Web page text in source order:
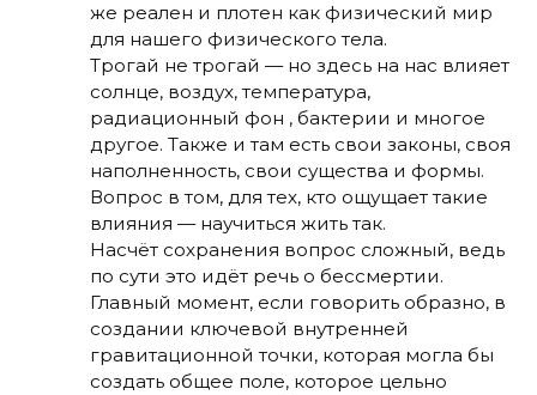
же реален и плотен как физический мир
для нашего физического тела.
Трогай не трогай — но здесь на нас влияет
солнце, воздух, температура,
радиационный фон , бактерии и многое
другое. Также и там есть свои законы, своя
наполненность, свои существа и формы.
Вопрос в том, для тех, кто ощущает такие
влияния — научиться жить так.
Насчёт сохранения вопрос сложный, ведь
по сути это идёт речь о бессмертии.
Главный момент, если говорить образно, в
создании ключевой внутренней
гравитационной точки, которая могла бы
создать общее поле, которое цельно